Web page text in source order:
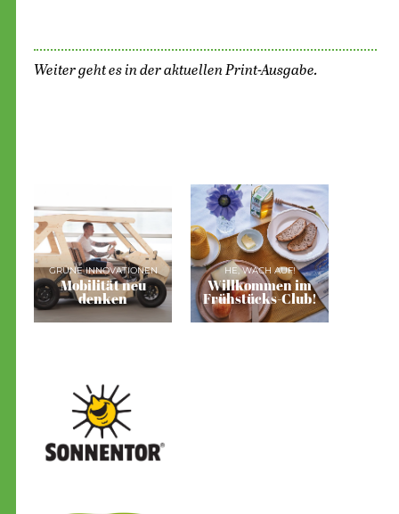
Weiter geht es in der aktuellen Print-Ausgabe.
GRÜNE INNOVATIONEN
Mobilität neu
denken
HE, WACH AUF!
Willkommen im
Frühstücks-Club!